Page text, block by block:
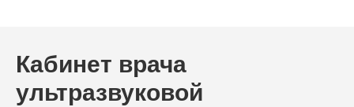
Кабинет врача
ультразвуковой